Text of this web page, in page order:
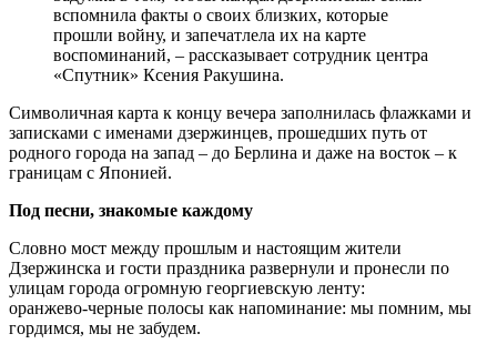
вспомнила факты о своих близких, которые
прошли войну, и запечатлела их на карте
воспоминаний, – рассказывает сотрудник центра
«Спутник» Ксения Ракушина.
Символичная карта к концу вечера заполнилась флажками и
записками с именами дзержинцев, прошедших путь от
родного города на запад – до Берлина и даже на восток – к
границам с Японией.
Под песни, знакомые каждому
Словно мост между прошлым и настоящим жители
Дзержинска и гости праздника развернули и пронесли по
улицам города огромную георгиевскую ленту:
оранжево‑черные полосы как напоминание: мы помним, мы
гордимся, мы не забудем.